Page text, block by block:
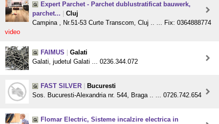
Expert Parchet - Parchet dublustratificat bauwerk,
parchet...
Cluj
Campina , Nr.51-53 Curte Transcom, Cluj .. ... Fix: 0364888774
video
FAIMUS
Galati
Galati, judetul Galati ... 0236.344.072
FAST SILVER
Bucuresti
Sos. Bucuresti-Alexandria nr. 544, Braga .. ... 0726.742.654
Flomar Electric, Sisteme incalzire electrica in